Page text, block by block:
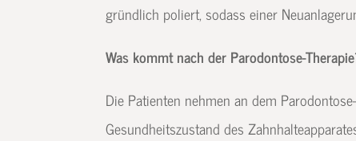
gründlich poliert, sodass einer
Was kommt nach der Parodontose-
Die Patienten nehmen an dem
Gesundheitszustand des